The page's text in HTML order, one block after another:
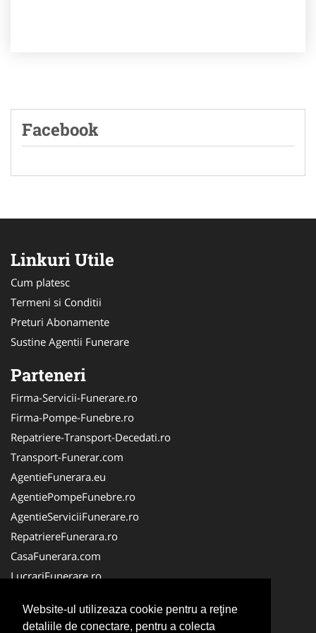
Website-ul utilizeaza cookie pentru a reţine
detaliile de conectare, pentru a colecta
Facebook
Linkuri Utile
Cum platesc
Termeni si Conditii
Preturi Abonamente
Sustine Agentii Funerare
Parteneri
Firma-Servicii-Funerare.ro
Firma-Pompe-Funebre.ro
Repatriere-Transport-Decedati.ro
Transport-Funerar.com
AgentieFunerara.eu
AgentiePompeFunebre.ro
AgentieServiciiFunerare.ro
RepatriereFunerara.ro
CasaFunerara.com
LucrariFunerare.ro
ParastasesiPomeni.ro